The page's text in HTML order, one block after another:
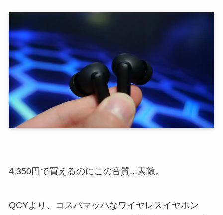
4,350円で買えるのにこの音質...素敵。
QCYより、コスパマッハなワイヤレスイヤホン